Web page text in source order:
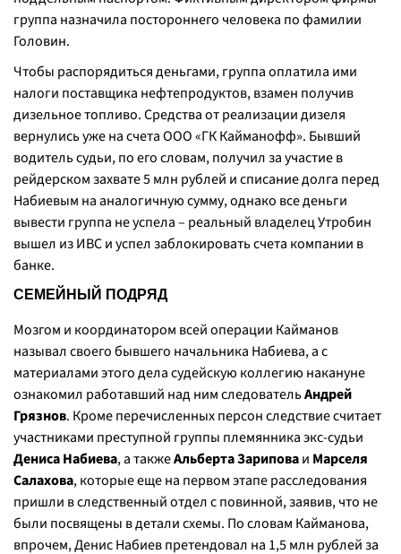
группа назначила постороннего человека по фамилии
Головин.
Чтобы распорядиться деньгами, группа оплатила ими
налоги поставщика нефтепродуктов, взамен получив
дизельное топливо. Средства от реализации дизеля
вернулись уже на счета ООО «ГК Кайманофф». Бывший
водитель судьи, по его словам, получил за участие в
рейдерском захвате 5 млн рублей и списание долга перед
Набиевым на аналогичную сумму, однако все деньги
вывести группа не успела – реальный владелец Утробин
вышел из ИВС и успел заблокировать счета компании в
банке.
СЕМЕЙНЫЙ ПОДРЯД
Мозгом и координатором всей операции Кайманов
называл своего бывшего начальника Набиева, а с
материалами этого дела судейскую коллегию накануне
ознакомил работавший над ним следовательАндрей
Грязнов. Кроме перечисленных персон следствие считает
участниками преступной группы племянника экс-судьи
Дениса Набиева, а такжеАльберта Зариповаи Марселя
Салахова, которые еще на первом этапе расследования
пришли в следственный отдел с повинной, заявив, что не
были посвящены в детали схемы. По словам Кайманова,
впрочем, Денис Набиев претендовал на 1,5 млн рублей за